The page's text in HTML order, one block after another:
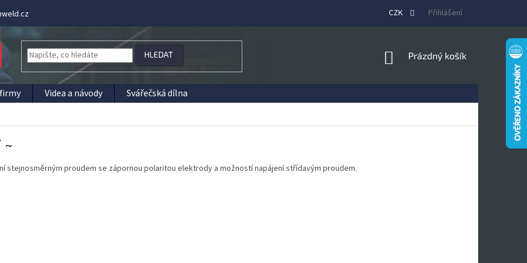
CZK Přihlášení
HLEDAT
NÁKUPNÍ
Prázdný košík
Videa a návody Svářečská dílna
stejnosměrným proudem se zápornou polaritou elektrody a možností napájení střídavým proudem.